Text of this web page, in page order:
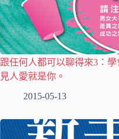
跟任何人都可以聊得來3：
見人愛就是你。
2015-05-13